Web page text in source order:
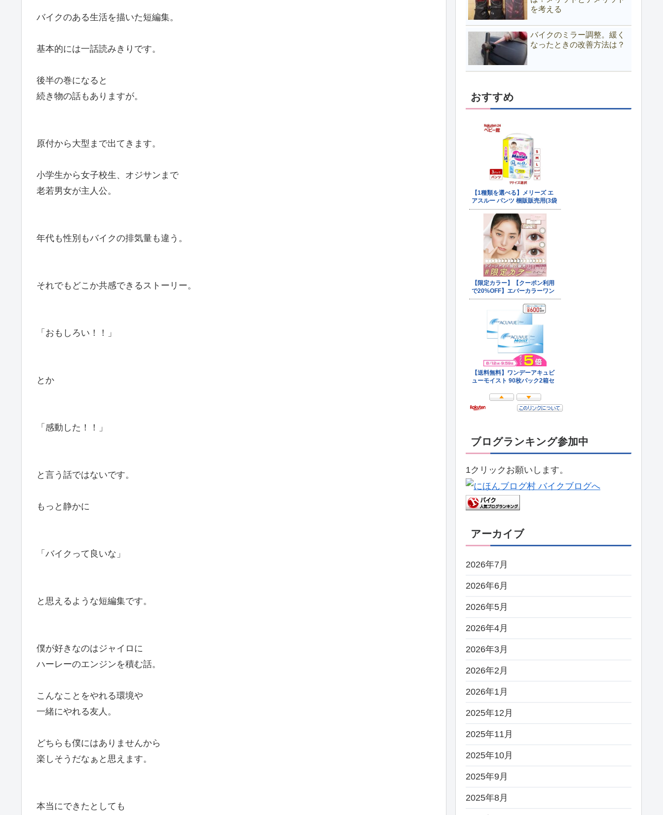
バイクのある生活を描いた短編集。
基本的には一話読みきりです。
後半の巻になると
続き物の話もありますが。
原付から大型まで出てきます。
小学生から女子校生、オジサンまで
老若男女が主人公。
年代も性別もバイクの排気量も違う。
それでもどこか共感できるストーリー。
「おもしろい！！」
とか
「感動した！！」
と言う話ではないです。
もっと静かに
「バイクって良いな」
と思えるような短編集です。
僕が好きなのはジャイロに
ハーレーのエンジンを積む話。
こんなことをやれる環境や
一緒にやれる友人。
どちらも僕にはありませんから
楽しそうだなぁと思えます。
本当にできたとしても
を考える
バイクのミラー調整。緩く
なったときの改善方法は？
おすすめ
ブログランキング参加中
1クリックお願いします。
アーカイブ
2026年7月
2026年6月
2026年5月
2026年4月
2026年3月
2026年2月
2026年1月
2025年12月
2025年11月
2025年10月
2025年9月
2025年8月